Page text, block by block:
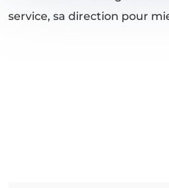
service, sa direction pour